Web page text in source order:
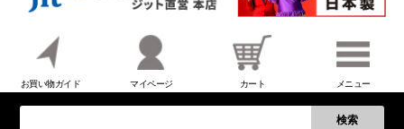
お買い物ガイド マイページ カート メニュー
検索